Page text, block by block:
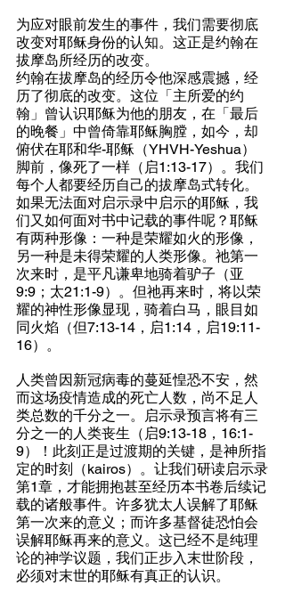
为应对眼前发生的事件，我们需要彻底
改变对耶稣身份的认知。这正是约翰在
拔摩岛所经历的改变。
约翰在拔摩岛的经历令他深感震撼，经
历了彻底的改变。这位「主所爱的约
翰」曾认识耶稣为他的朋友，在「最后
的晚餐」中曾倚靠耶稣胸膛，如今，却
俯伏在耶和华-耶稣（YHVH-Yeshua）
脚前，像死了一样（启1:13-17）。我们
每个人都要经历自己的拔摩岛式转化。
如果无法面对启示录中启示的耶稣，我
们又如何面对书中记载的事件呢？耶稣
有两种形像：一种是荣耀如火的形像，
另一种是未得荣耀的人类形像。祂第一
次来时，是平凡谦卑地骑着驴子（亚
9:9；太21:1-9）。但祂再来时，将以荣
耀的神性形像显现，骑着白马，眼目如
同火焰（但7:13-14，启1:14，启19:11-
16）。
人类曾因新冠病毒的蔓延惶恐不安，然
而这场疫情造成的死亡人数，尚不足人
类总数的千分之一。启示录预言将有三
分之一的人类丧生（启9:13-18，16:1-
9）！此刻正是过渡期的关键，是神所指
定的时刻（kairos）。让我们研读启示录
第1章，才能拥抱甚至经历本书卷后续记
载的诸般事件。许多犹太人误解了耶稣
第一次来的意义；而许多基督徒恐怕会
误解耶稣再来的意义。这已经不是纯理
论的神学议题，我们正步入末世阶段，
必须对末世的耶稣有真正的认识。